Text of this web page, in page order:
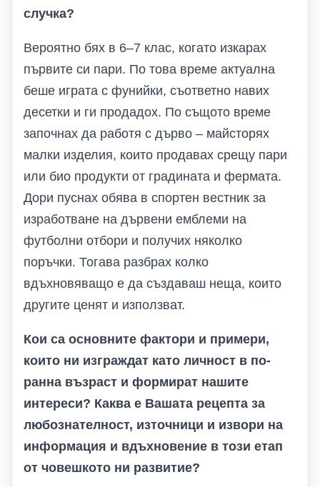
случка?
Вероятно бях в 6–7 клас, когато изкарах
първите си пари. По това време актуална
беше играта с фунийки, съответно навих
десетки и ги продадох. По същото време
започнах да работя с дърво – майсторях
малки изделия, които продавах срещу пари
или био продукти от градината и фермата.
Дори пуснах обява в спортен вестник за
изработване на дървени емблеми на
футболни отбори и получих няколко
поръчки. Тогава разбрах колко
вдъхновяващо е да създаваш неща, които
другите ценят и използват.
Кои са основните фактори и примери,
които ни изграждат като личност в по-
ранна възраст и формират нашите
интереси? Каква е Вашата рецепта за
любознателност, източници и извори на
информация и вдъхновение в този етап
от човешкото ни развитие?